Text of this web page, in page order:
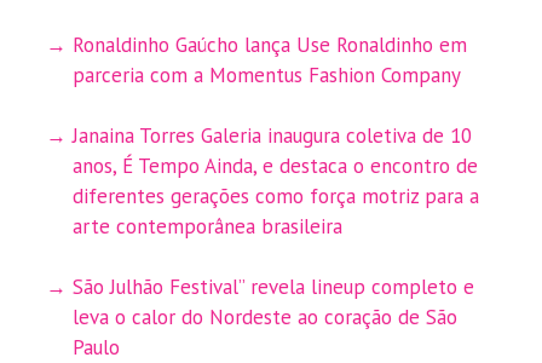
Ronaldinho Gaúcho lança Use Ronaldinho em
parceria com a Momentus Fashion Company
Janaina Torres Galeria inaugura coletiva de 10
anos, É Tempo Ainda, e destaca o encontro de
diferentes gerações como força motriz para a
arte contemporânea brasileira
São Julhão Festival” revela lineup completo e
leva o calor do Nordeste ao coração de São
Paulo